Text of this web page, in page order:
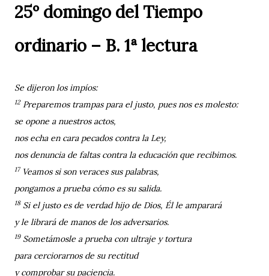
25º domingo del Tiempo
ordinario – B. 1ª lectura
Se dijeron los impíos:
12Preparemos trampas para el justo, pues nos es molesto:
se opone a nuestros actos,
nos echa en cara pecados contra la Ley,
nos denuncia de faltas contra la educación que recibimos.
17Veamos si son veraces sus palabras,
pongamos a prueba cómo es su salida.
18Si el justo es de verdad hijo de Dios, Él le amparará
y le librará de manos de los adversarios.
19Sometámosle a prueba con ultraje y tortura
para cerciorarnos de su rectitud
y comprobar su paciencia.